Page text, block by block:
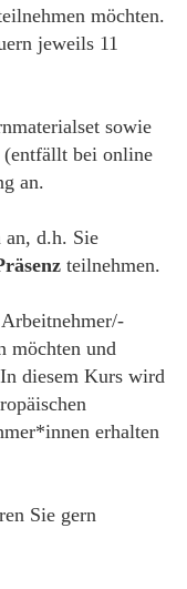
möchten.
jeweils 11
sowie
(entfällt bei online
an.
d.h. Sie
teilnehmen.
möchten und
diesem Kurs wird
erhalten
Sie gern